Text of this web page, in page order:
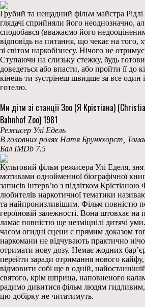
Грубий та нещадний фільм майстра
глядачі сприйняли його неоднозначно,
сподобався (вважаємо його
відповідь на питання, що чекає на того,
зі світом наркобізнесу. Нічого не
Ступаючи на слизьку стежку, будь
доведеться або впасти, або пройти її до
кінець ти зустрінеш швидше за все один
готелю.
Ми діти зі станції Зоо (Я Крістіана)
Bahnhof Zoo) 1981
Режисер Улі Едель
В головних ролях Натя Брункхорст,
Бал IMDb 7.5
Культовий фільм режисера Улі Еделя,
мотивами однойменної біографічної
записів інтерв’ю з підлітком
любителів наркотичної тематики
та найпронизливішим. Фільм повністю
героїновій залежності. Вона штовхає на
ламає повністю ще незміцнілі дитячі
часом огидні сцени є прямим доказом
наркомани не відчувають практично
отримати нову дозу. Немає жодних
перейти заради отримання нового
відмовити собі ще в одній,
святого, крім шприца, наповненого
радимо дивитися фільм людям
цю добірку не читатимуть.